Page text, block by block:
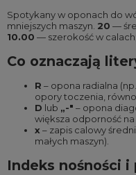
Spotykany w oponach do
mniejszych maszyn. 20 —
10.00 — szerokość w calach;
Co oznaczają
R – opona radialna
opory toczenia,
D lub „-" – opona
większa odporność
x – zapis calowy
małych maszyn).
Indeks nośności i